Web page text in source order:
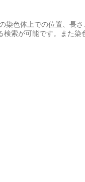
染色体上での位置、長
索が可能です。また染